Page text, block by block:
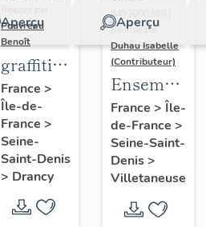
Aperçu
Pouvreau
Benoît
graffiti
sur murs
et
charpentes
des
"caves-
prisons
France >
Île-de-
France >
Seine-
Saint-Denis
> Drancy
Aperçu
IM93000389 |
Réalisé par
Duhau Isabelle
(Contributeur)
Ensemble
de deux
décors
France > Île-
de-France >
Seine-Saint-
Denis>
Villetaneuse